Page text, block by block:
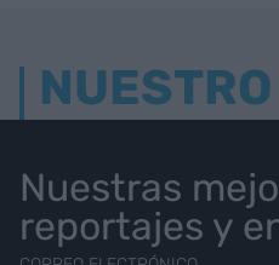
Nuestras
reportajes y